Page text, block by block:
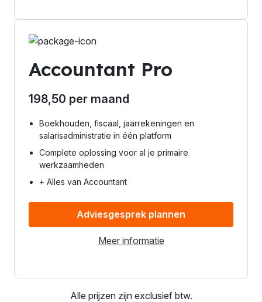
Accountant Pro
198,50 per maand
Boekhouden, fiscaal, jaarrekeningen en
salarisadministratie in één platform
Complete oplossing voor al je primaire
werkzaamheden
+ Alles van Accountant
Adviesgesprek plannen
Meer informatie
Alle prijzen zijn exclusief btw.